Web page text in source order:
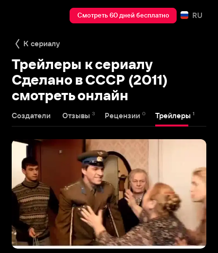
Смотреть 60 дней бесплатно RU
К сериалу
Трейлеры к сериалу
Сделано в СССР (2011)
смотреть онлайн
Создатели Отзывы 3 Рецензии 0 Трейлеры 1